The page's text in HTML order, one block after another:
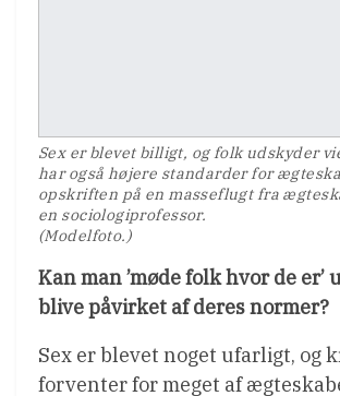
Sex er blevet billigt, og folk udskyder
har også højere standarder for
opskriften på en masseflugt fra
en sociologiprofessor.
(Modelfoto.)
Kan man ’møde folk hvor de er’
blive påvirket af deres normer?
Sex er blevet noget ufarligt, og
forventer for meget af